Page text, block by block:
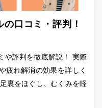
口コミ・評判！
や評判を徹底解説！ 実際
疲れ解消の効果を詳しく
裏をほぐし、むくみを軽